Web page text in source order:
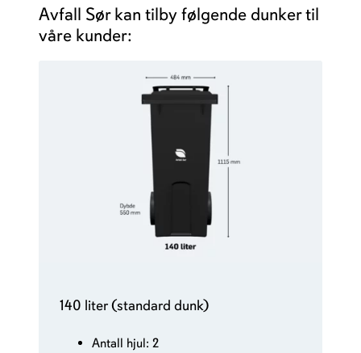
Avfall Sør kan tilby følgende dunker til
våre kunder:
140 liter (standard dunk)
Antall hjul: 2